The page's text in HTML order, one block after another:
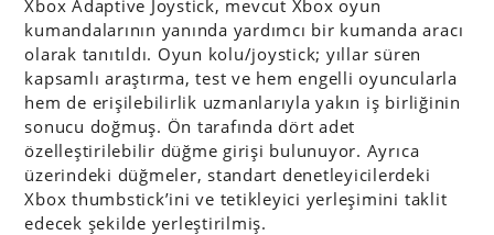
Xbox Adaptive Joystick, mevcut Xbox oyun
kumandalarının yanında yardımcı bir kumanda aracı
olarak tanıtıldı. Oyun kolu/joystick; yıllar süren
kapsamlı araştırma, test ve hem engelli oyuncularla
hem de erişilebilirlik uzmanlarıyla yakın iş birliğinin
sonucu doğmuş. Ön tarafında dört adet
özelleştirilebilir düğme girişi bulunuyor. Ayrıca
üzerindeki düğmeler, standart denetleyicilerdeki
Xbox thumbstick’ini ve tetikleyici yerleşimini taklit
edecek şekilde yerleştirilmiş.